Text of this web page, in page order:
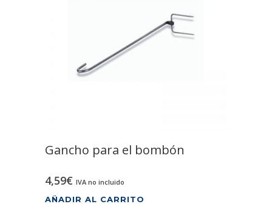
Gancho para el bombón
4,59€ IVA no incluido
AÑADIR AL CARRITO